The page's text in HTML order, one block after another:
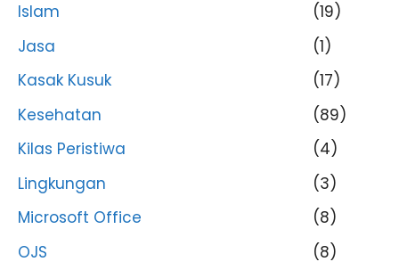
Islam
(19)
Jasa
(1)
Kasak Kusuk
(17)
Kesehatan
(89)
Kilas Peristiwa
(4)
Lingkungan
(3)
Microsoft Office
(8)
OJS
(8)